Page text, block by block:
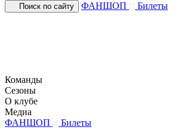
Поиск по сайту ФАНШОП Билеты
Команды
Сезоны
О клубе
Медиа
ФАНШОП
Билеты